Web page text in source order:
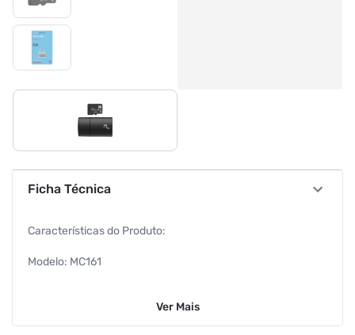
Ficha Técnica
Características do Produto:
Modelo: MC161
Ver Mais